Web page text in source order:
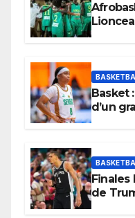
Basket
d’un
Finales
de